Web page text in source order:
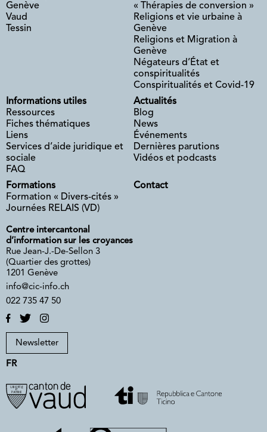
Genève
Vaud
Tessin
« Thérapies de conversion »
Religions et vie urbaine à
Genève
Religions et Migration à
Genève
Négateurs d’État et
conspiritualités
Conspiritualités et Covid-19
Informations utiles
Ressources
Fiches thématiques
Liens
Services d’aide juridique et
sociale
FAQ
Actualités
Blog
News
Événements
Dernières parutions
Vidéos et podcasts
Formations
Formation « Divers-cités »
Journées RELAIS (VD)
Contact
Centre intercantonal
d’information sur les croyances
Rue Jean-J.-De-Sellon 3
(Quartier des grottes)
1201 Genève
info@cic-info.ch
022 735 47 50
Newsletter
FR